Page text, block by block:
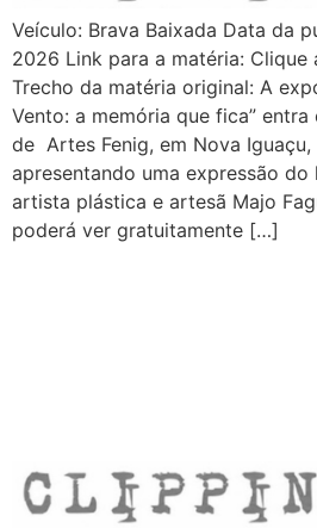
Veículo: Brava Baixada Data da
2026 Link para a matéria: Clique
Trecho da matéria original: A
Vento: a memória que fica”
de Artes Fenig, em Nova
apresentando uma expressão
artista plástica e artesã Majo
poderá ver gratuitamente […]